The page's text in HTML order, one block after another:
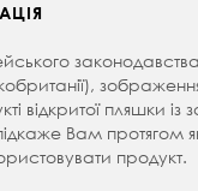
відкритої пляшки із
підкаже Вам протягом
продукт.